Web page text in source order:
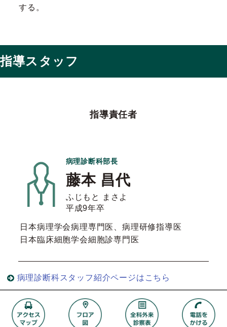
する。
指導スタッフ
指導責任者
病理診断科部長
藤本 昌代
ふじもと まさよ
平成9年卒
日本病理学会病理専門医、病理研修指導医
日本臨床細胞学会細胞診専門医
病理診断科スタッフ紹介ページはこちら